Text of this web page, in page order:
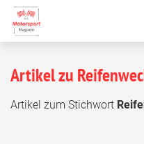
Artikel zu
Artikel zum Stichwort